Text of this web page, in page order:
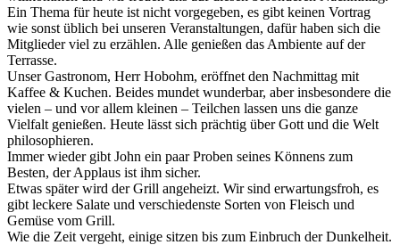
Ein Thema für heute ist nicht vorgegeben, es gibt keinen Vortrag
wie sonst üblich bei unseren Veranstaltungen, dafür haben sich die
Mitglieder viel zu erzählen. Alle genießen das Ambiente auf der
Terrasse.
Unser Gastronom, Herr Hobohm, eröffnet den Nachmittag mit
Kaffee & Kuchen. Beides mundet wunderbar, aber insbesondere die
vielen – und vor allem kleinen – Teilchen lassen uns die ganze
Vielfalt genießen. Heute lässt sich prächtig über Gott und die Welt
philosophieren.
Immer wieder gibt John ein paar Proben seines Könnens zum
Besten, der Applaus ist ihm sicher.
Etwas später wird der Grill angeheizt. Wir sind erwartungsfroh, es
gibt leckere Salate und verschiedenste Sorten von Fleisch und
Gemüse vom Grill.
Wie die Zeit vergeht, einige sitzen bis zum Einbruch der Dunkelheit.